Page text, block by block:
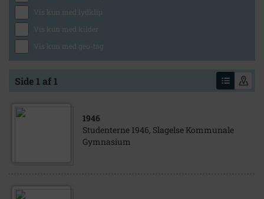
Vis kun med lydklip
Vis kun med kilder
Vis kun med geo-tag
Side 1 af 1
1946
Studenterne 1946, Slagelse Kommunale
Gymnasium